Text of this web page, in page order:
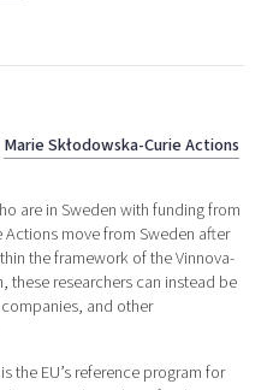
Marie Skłodowska-Curie Actions
are in Sweden with funding from
Actions move from Sweden after
the framework of the Vinnova-
researchers can instead be
and other
the EU’s reference program for